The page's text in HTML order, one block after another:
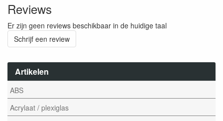
Artikelen
ABS
Acrylaat / plexiglas
Reviews
Er zijn geen reviews beschikbaar in de huidige taal
Schrijf een review